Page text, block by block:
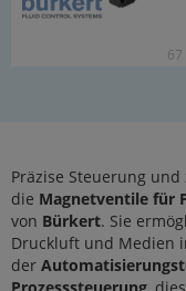
Präzise Steuerung
die Magnetventile für
von Bürkert. Sie
Druckluft und Medien
der